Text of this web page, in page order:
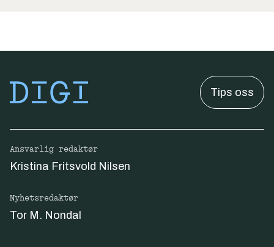
Tips oss
Ansvarlig redaktør
Kristina Fritsvold Nilsen
Nyhetsredaktør
Tor M. Nondal